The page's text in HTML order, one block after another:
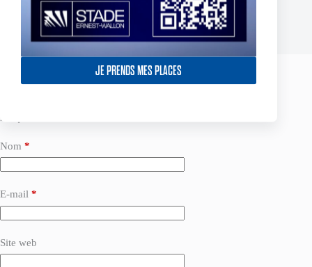
JE PRENDS MES PLACES
2 octobre 2024
Laisser un commentaire
indiqués avec
Nom *
E-mail *
Site web